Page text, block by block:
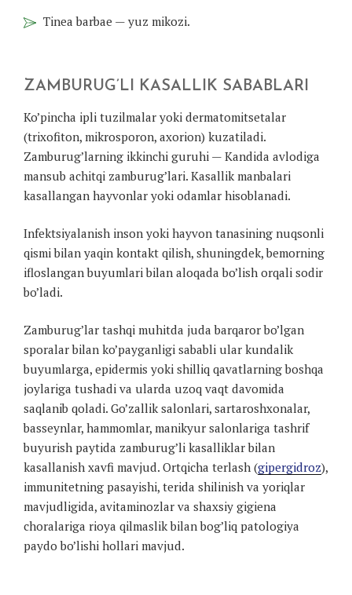
Tinea barbae — yuz mikozi.
ZAMBURUG’LI KASALLIK SABABLARI
Ko’pincha ipli tuzilmalar yoki dermatomitsetalar
(trixofiton, mikrosporon, axorion) kuzatiladi.
Zamburug’larning ikkinchi guruhi — Kandida avlodiga
mansub achitqi zamburug’lari. Kasallik manbalari
kasallangan hayvonlar yoki odamlar hisoblanadi.
Infektsiyalanish inson yoki hayvon tanasining nuqsonli
qismi bilan yaqin kontakt qilish, shuningdek, bemorning
ifloslangan buyumlari bilan aloqada bo’lish orqali sodir
bo’ladi.
Zamburug’lar tashqi muhitda juda barqaror bo’lgan
sporalar bilan ko’payganligi sababli ular kundalik
buyumlarga, epidermis yoki shilliq qavatlarning boshqa
joylariga tushadi va ularda uzoq vaqt davomida
saqlanib qoladi. Go’zallik salonlari, sartaroshxonalar,
basseynlar, hammomlar, manikyur salonlariga tashrif
buyurish paytida zamburug’li kasalliklar bilan
kasallanish xavfi mavjud. Ortqicha terlash (gipergidroz),
immunitetning pasayishi, terida shilinish va yoriqlar
mavjudligida, avitaminozlar va shaxsiy gigiena
choralariga rioya qilmaslik bilan bog’liq patologiya
paydo bo’lishi hollari mavjud.